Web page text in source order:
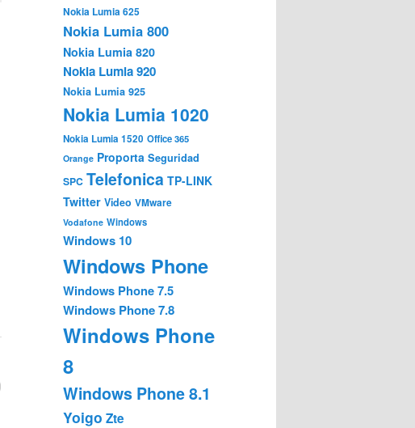
Nokia Lumia 625
Nokia Lumia 800
Nokia Lumia 820
Nokia Lumia 920
Nokia Lumia 925
Nokia Lumia 1020
Nokia Lumia 1520 Office 365
Orange Proporta Seguridad
SPC Telefonica TP-LINK
Twitter Video VMware
Vodafone Windows
Windows 10
Windows Phone
Windows Phone 7.5
Windows Phone 7.8
Windows Phone
8
Windows Phone 8.1
Yoigo Zte